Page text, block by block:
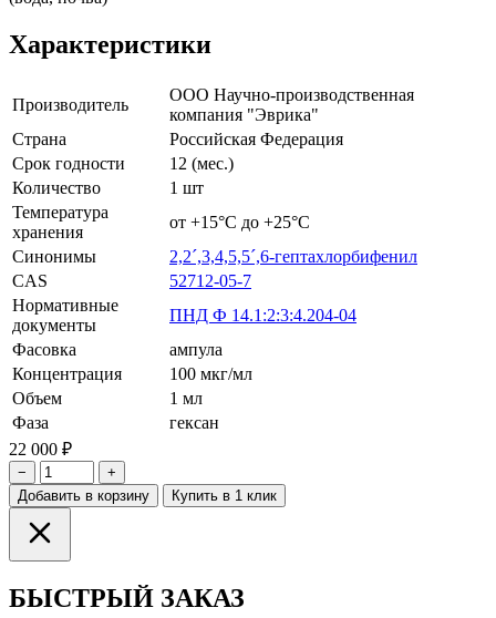
Характеристики
Производитель
ООО Научно-производственная
компания "Эврика"
Страна
Российская Федерация
Срок годности
12 (мес.)
Количество
1 шт
Температура
хранения
от +15°С до +25°С
Синонимы
2,2´,3,4,5,5´,6-гептахлорбифенил
CAS
52712-05-7
Нормативные
документы
ПНД Ф 14.1:2:3:4.204-04
Фасовка
ампула
Концентрация
100 мкг/мл
Объем
1 мл
Фаза
гексан
22 000 ₽
−
+
Добавить в корзину
Купить в 1 клик
БЫСТРЫЙ ЗАКАЗ